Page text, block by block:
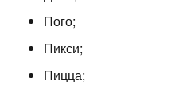
Пого;
Пикси;
Пицца;